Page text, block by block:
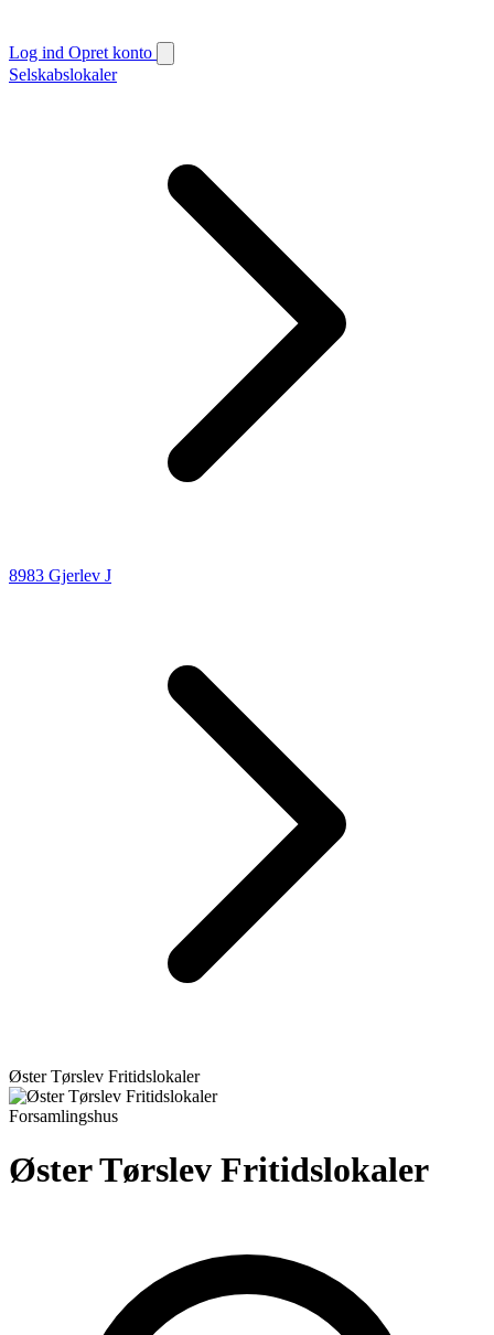
Log ind Opret konto
Selskabslokaler
8983 Gjerlev J
Øster Tørslev Fritidslokaler
Forsamlingshus
Øster Tørslev Fritidslokaler